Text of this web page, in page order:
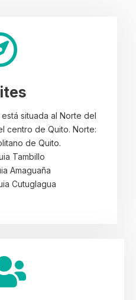
situada al Norte del
centro de Quito. Norte:
de Quito.
Tambillo
Amaguaña
Cutuglagua